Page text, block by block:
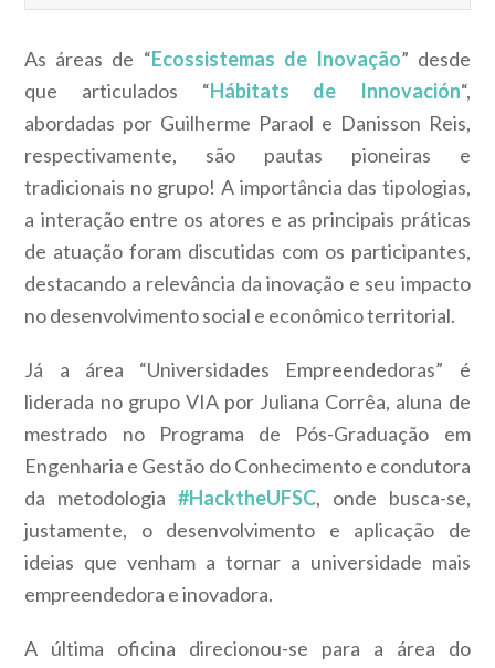
As áreas de “Ecossistemas de Inovação” desde
que articulados “Hábitats de Innovación“,
abordadas por Guilherme Paraol e Danisson Reis,
respectivamente, são pautas pioneiras e
tradicionais no grupo! A importância das tipologias,
a interação entre os atores e as principais práticas
de atuação foram discutidas com os participantes,
destacando a relevância da inovação e seu impacto
no desenvolvimento social e econômico territorial.
Já a área “Universidades Empreendedoras” é
liderada no grupo VIA por Juliana Corrêa, aluna de
mestrado no Programa de Pós-Graduação em
Engenharia e Gestão do Conhecimento e condutora
da metodologia #HacktheUFSC, onde busca-se,
justamente, o desenvolvimento e aplicação de
ideias que venham a tornar a universidade mais
empreendedora e inovadora.
A última oficina direcionou-se para a área do